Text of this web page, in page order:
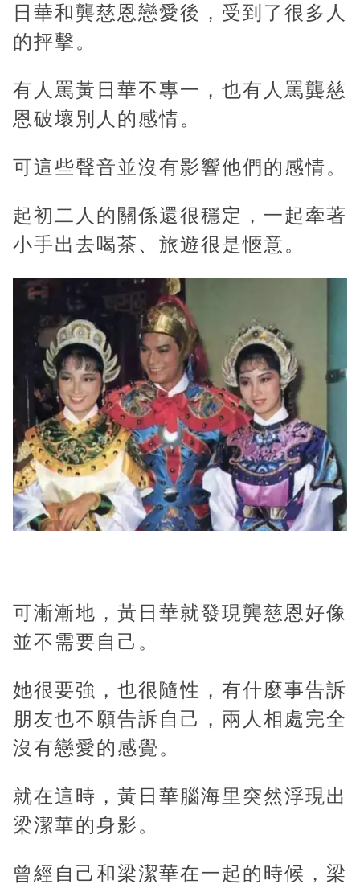
日華和龔慈恩戀愛後，受到了很多人
的抨擊。
有人罵黃日華不專一，也有人罵龔慈
恩破壞別人的感情。
可這些聲音並沒有影響他們的感情。
起初二人的關係還很穩定，一起牽著
小手出去喝茶、旅遊很是愜意。
可漸漸地，黃日華就發現龔慈恩好像
並不需要自己。
她很要強，也很隨性，有什麼事告訴
朋友也不願告訴自己，兩人相處完全
沒有戀愛的感覺。
就在這時，黃日華腦海里突然浮現出
梁潔華的身影。
曾經自己和梁潔華在一起的時候，梁